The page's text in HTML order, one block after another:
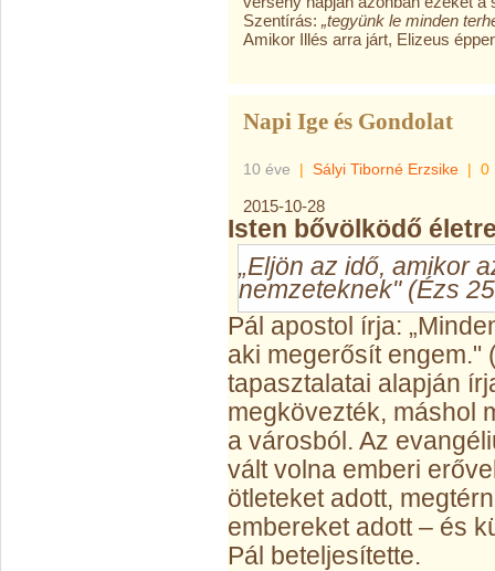
Szentírás: „tegyünk le minden
Amikor Illés arra járt, Elizeus
Napi Ige és Gondolat
10 éve | Sályi Tiborné Erzsike | 0
2015-10-28
Isten bővölködő
„Eljön az idő, amikor
nemzeteknek" (Ézs
Pál apostol írja:
aki megerősít engem."
tapasztalatai alapján
megkövezték, máshol
a városból. Az
vált volna emberi
ötleteket adott,
embereket adott – és
Pál beteljesítette.